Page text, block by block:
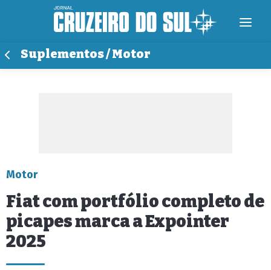
Suplementos / Motor
Motor
Fiat com portfólio completo de
picapes marca a Expointer
2025